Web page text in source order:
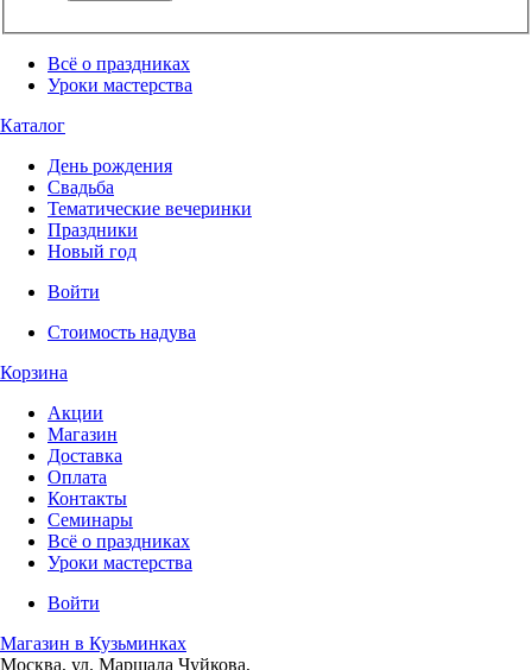
Всё о праздниках
Уроки мастерства
Каталог
День рождения
Свадьба
Тематические вечеринки
Праздники
Новый год
Войти
Стоимость надува
Корзина
Акции
Магазин
Доставка
Оплата
Контакты
Семинары
Всё о праздниках
Уроки мастерства
Войти
Магазин в Кузьминках
Москва, ул. Маршала Чуйкова,